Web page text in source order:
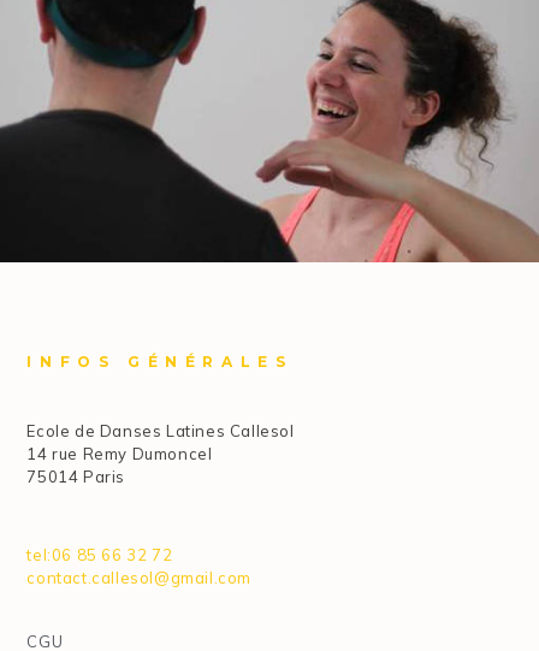
INFOS GÉNÉRALES
Ecole de Danses Latines Callesol
14 rue Remy Dumoncel
75014 Paris
tel:06 85 66 32 72
contact.callesol@gmail.com
CGU